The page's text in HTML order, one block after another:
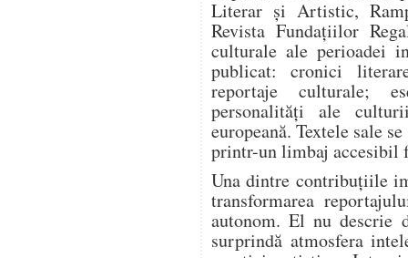
Literar și Artistic,
Revista Fundațiilor
culturale ale perioadei
publicat: cronici
reportaje culturale;
personalități ale
europeană. Textele sale
printr-un limbaj accesibil
Una dintre contribuțiile
transformarea
autonom. El nu descrie
surprindă atmosfera